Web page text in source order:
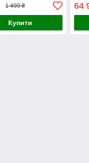
1 499 ₴
Купити
64